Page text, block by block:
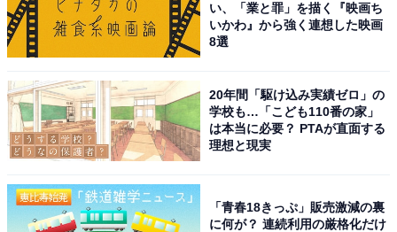
い、「業と罪」を描く『映画ち
いかわ』から強く連想した映画
8選
20年間「駆け込み実績ゼロ」の
学校も…「こども110番の家」
は本当に必要？ PTAが直面する
理想と現実
「青春18きっぷ」販売激減の裏
に何が？ 連続利用の厳格化だけ